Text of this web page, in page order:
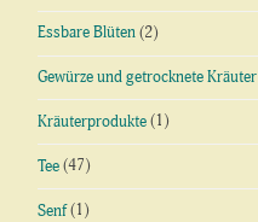
Essbare Blüten (2)
Gewürze und getrocknete Kräuter
Kräuterprodukte (1)
Tee (47)
Senf(1)